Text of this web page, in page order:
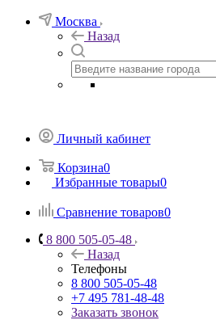
Москва
Назад
Личный кабинет
Корзина0
Избранные товары0
Сравнение товаров0
8 800 505-05-48
Назад
Телефоны
8 800 505-05-48
+7 495 781-48-48
Заказать звонок